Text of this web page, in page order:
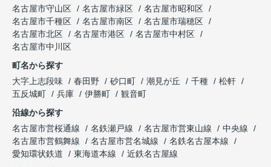
名古屋市守山区
名古屋市緑区
名古屋市昭和区
名古屋市千種区
名古屋市南区
名古屋市瑞穂区
名古屋市北区
名古屋市港区
名古屋市中村区
名古屋市中川区
町名から探す
大字上志段味
春田野 砂口町 潮見が丘 千種
松軒
五反城町
兵庫 伊勝町
観音町
沿線から探す
名古屋市営桜通線
名鉄瀬戸線 名古屋市営東山線
中央線
名古屋市営鶴舞線
名古屋市営名城線
名鉄名古屋本線
愛知環状鉄道
東海道本線
近鉄名古屋線